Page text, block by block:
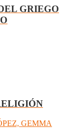
GRIEGO
GEMMA